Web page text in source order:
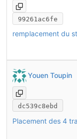
99261ac6fe
Youen Toupin
dc539c8ebd
Placement des 4